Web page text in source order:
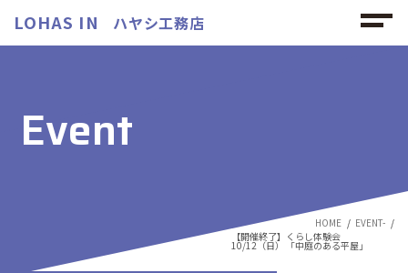
LOHAS IN ハヤシ工務店
Event
HOME
EVENT-
【開催終了】くらし体験会
10/12（日） 「中庭のある平屋」